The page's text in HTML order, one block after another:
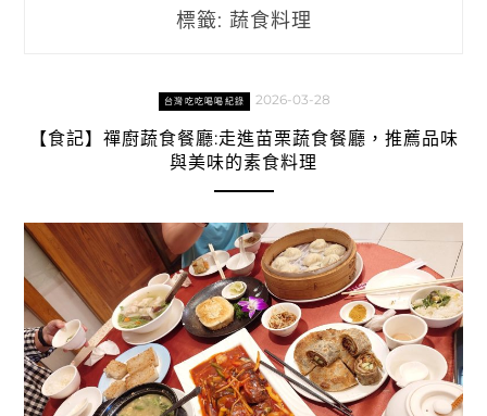
標籤: 蔬食料理
台灣吃吃喝喝紀錄 2026-03-28
【食記】禪廚蔬食餐廳:走進苗栗蔬食餐廳，推薦品味
與美味的素食料理